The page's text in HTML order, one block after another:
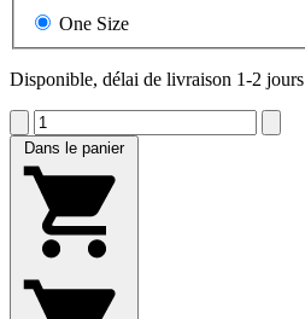
One Size
Disponible, délai de livraison 1-2 jours
Dans le panier